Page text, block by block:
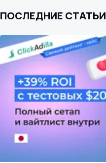
ПОСЛЕДНИЕ СТАТЬИ